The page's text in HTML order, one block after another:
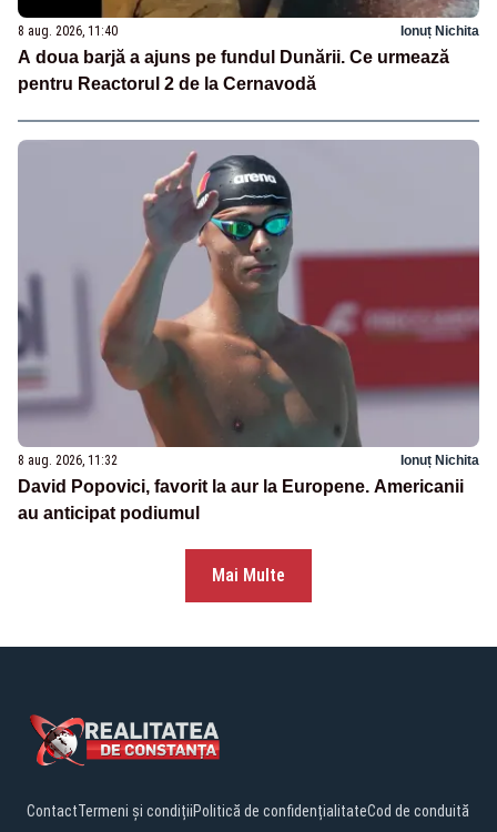
8 aug. 2026, 11:40 Ionuț Nichita
A doua barjă a ajuns pe fundul Dunării. Ce urmează
pentru Reactorul 2 de la Cernavodă
8 aug. 2026, 11:32 Ionuț Nichita
David Popovici, favorit la aur la Europene. Americanii
au anticipat podiumul
Mai Multe
ContactTermeni și condițiiPolitică de confidențialitateCod de conduită